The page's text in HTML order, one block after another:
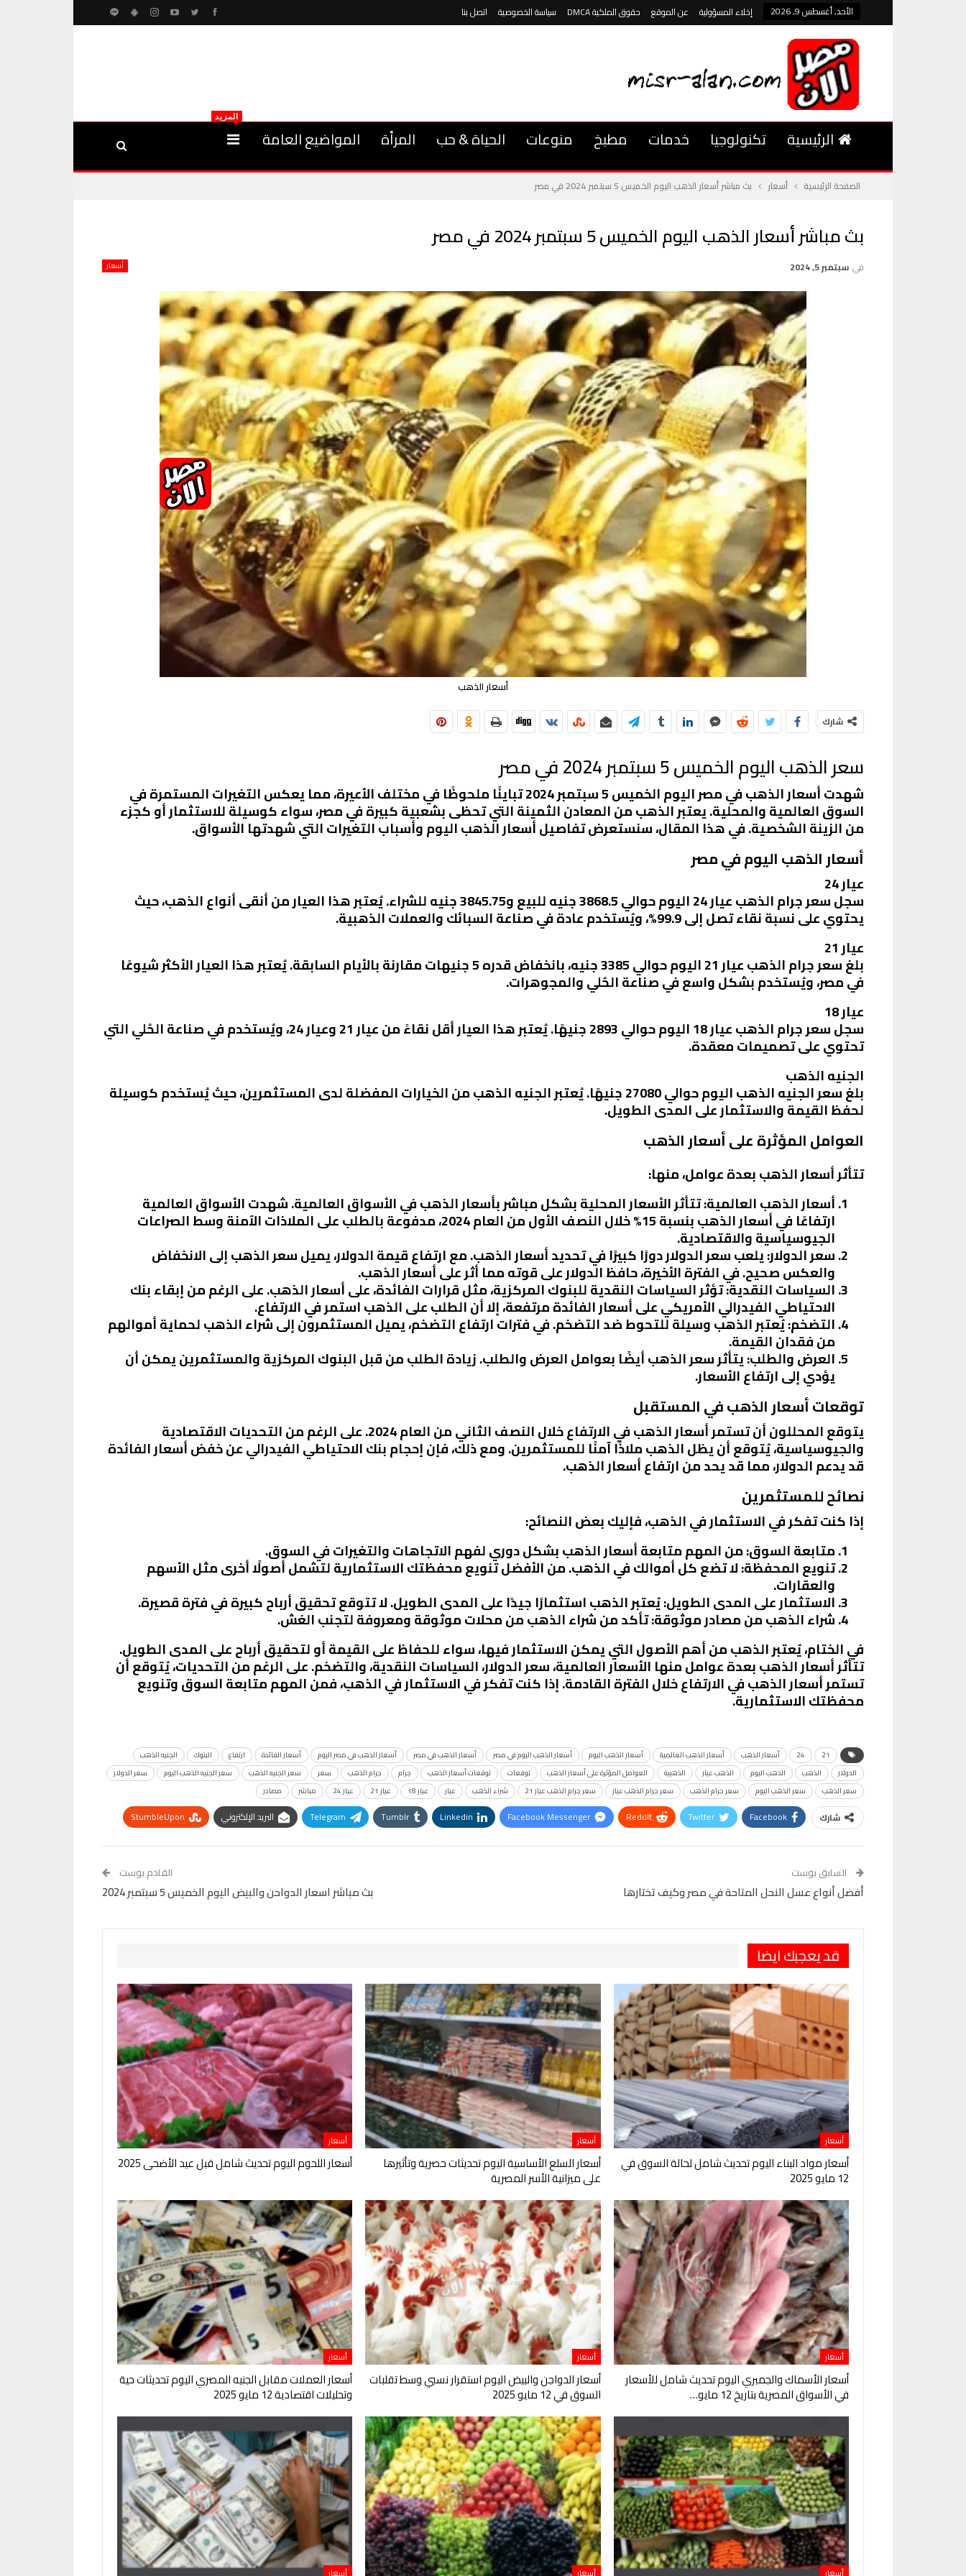
الأحد, أغسطس 9, 2026 إخلاء المسؤولية عن الموقع حقوق الملكية DMCA سياسة الخصوصية اتصل بنا
الرئيسية تكنولوجيا خدمات مطبخ منوعات الحياة & حب المرأة المواضيع العامة
المزيد
الصفحة الرئيسية أسعار بث مباشر أسعار الذهب اليوم الخميس 5 سبتمبر 2024 في مصر
بث مباشر أسعار الذهب اليوم الخميس 5 سبتمبر 2024 في مصر
أسعار في سبتمبر 5, 2024
أسعار الذهب
شارك
سعر الذهب اليوم الخميس 5 سبتمبر 2024 في مصر
شهدت أسعار الذهب في مصر اليوم الخميس 5 سبتمبر 2024 تباينًا ملحوظًا في مختلف الأعيرة، مما يعكس التغيرات المستمرة في
السوق العالمية والمحلية. يعتبر الذهب من المعادن الثمينة التي تحظى بشعبية كبيرة في مصر، سواء كوسيلة للاستثمار أو كجزء
من الزينة الشخصية. في هذا المقال، سنستعرض تفاصيل أسعار الذهب اليوم وأسباب التغيرات التي شهدتها الأسواق.
أسعار الذهب اليوم في مصر
عيار 24
سجل سعر جرام الذهب عيار 24 اليوم حوالي 3868.5 جنيه للبيع و3845.75 جنيه للشراء. يُعتبر هذا العيار من أنقى أنواع الذهب، حيث
يحتوي على نسبة نقاء تصل إلى 99.9%، ويُستخدم عادة في صناعة السبائك والعملات الذهبية.
عيار 21
بلغ سعر جرام الذهب عيار 21 اليوم حوالي 3385 جنيه، بانخفاض قدره 5 جنيهات مقارنة بالأيام السابقة. يُعتبر هذا العيار الأكثر شيوعًا
في مصر، ويُستخدم بشكل واسع في صناعة الحُلي والمجوهرات.
عيار 18
سجل سعر جرام الذهب عيار 18 اليوم حوالي 2893 جنيهًا. يُعتبر هذا العيار أقل نقاءً من عيار 21 وعيار 24، ويُستخدم في صناعة الحُلي التي
تحتوي على تصميمات معقدة.
الجنيه الذهب
بلغ سعر الجنيه الذهب اليوم حوالي 27080 جنيهًا. يُعتبر الجنيه الذهب من الخيارات المفضلة لدى المستثمرين، حيث يُستخدم كوسيلة
لحفظ القيمة والاستثمار على المدى الطويل.
العوامل المؤثرة على أسعار الذهب
تتأثر أسعار الذهب بعدة عوامل، منها:
أسعار الذهب العالمية: تتأثر الأسعار المحلية بشكل مباشر بأسعار الذهب في الأسواق العالمية. شهدت الأسواق العالمية
ارتفاعًا في أسعار الذهب بنسبة 15% خلال النصف الأول من العام 2024، مدفوعة بالطلب على الملاذات الآمنة وسط الصراعات
الجيوسياسية والاقتصادية.
سعر الدولار: يلعب سعر الدولار دورًا كبيرًا في تحديد أسعار الذهب. مع ارتفاع قيمة الدولار، يميل سعر الذهب إلى الانخفاض
والعكس صحيح. في الفترة الأخيرة، حافظ الدولار على قوته مما أثر على أسعار الذهب.
السياسات النقدية: تؤثر السياسات النقدية للبنوك المركزية، مثل قرارات الفائدة، على أسعار الذهب. على الرغم من إبقاء بنك
الاحتياطي الفيدرالي الأمريكي على أسعار الفائدة مرتفعة، إلا أن الطلب على الذهب استمر في الارتفاع.
التضخم: يُعتبر الذهب وسيلة للتحوط ضد التضخم. في فترات ارتفاع التضخم، يميل المستثمرون إلى شراء الذهب لحماية أموالهم
من فقدان القيمة.
العرض والطلب: يتأثر سعر الذهب أيضًا بعوامل العرض والطلب. زيادة الطلب من قبل البنوك المركزية والمستثمرين يمكن أن
يؤدي إلى ارتفاع الأسعار.
توقعات أسعار الذهب في المستقبل
يتوقع المحللون أن تستمر أسعار الذهب في الارتفاع خلال النصف الثاني من العام 2024. على الرغم من التحديات الاقتصادية
والجيوسياسية، يُتوقع أن يظل الذهب ملاذًا آمنًا للمستثمرين. ومع ذلك، فإن إحجام بنك الاحتياطي الفيدرالي عن خفض أسعار الفائدة
قد يدعم الدولار، مما قد يحد من ارتفاع أسعار الذهب.
نصائح للمستثمرين
إذا كنت تفكر في الاستثمار في الذهب، فإليك بعض النصائح:
متابعة السوق: من المهم متابعة أسعار الذهب بشكل دوري لفهم الاتجاهات والتغيرات في السوق.
تنويع المحفظة: لا تضع كل أموالك في الذهب. من الأفضل تنويع محفظتك الاستثمارية لتشمل أصولًا أخرى مثل الأسهم
والعقارات.
الاستثمار على المدى الطويل: يُعتبر الذهب استثمارًا جيدًا على المدى الطويل. لا تتوقع تحقيق أرباح كبيرة في فترة قصيرة.
شراء الذهب من مصادر موثوقة: تأكد من شراء الذهب من محلات موثوقة ومعروفة لتجنب الغش.
في الختام، يُعتبر الذهب من أهم الأصول التي يمكن الاستثمار فيها، سواء للحفاظ على القيمة أو لتحقيق أرباح على المدى الطويل.
تتأثر أسعار الذهب بعدة عوامل منها الأسعار العالمية، سعر الدولار، السياسات النقدية، والتضخم. على الرغم من التحديات، يُتوقع أن
تستمر أسعار الذهب في الارتفاع خلال الفترة القادمة. إذا كنت تفكر في الاستثمار في الذهب، فمن المهم متابعة السوق وتنويع
محفظتك الاستثمارية.
21
24 أسعار الذهب أسعار الذهب العالمية أسعار الذهب اليوم أسعار الذهب اليوم في مصر أسعار الذهب في مصر أسعار الذهب في مصر اليوم أسعار الفائدة ارتفاع البنوك
الجنيه الذهب
الدولار
الذهب الذهب اليوم الذهب عيار الذهبية العوامل المؤثرة على أسعار الذهب توقعات توقعات أسعار الذهب جرام جرام الذهب سعر سعر الجنيه الذهب سعر الجنيه الذهب اليوم
سعر الدولار
سعر الذهب
سعر الذهب اليوم سعر جرام الذهب سعر جرام الذهب عيار سعر جرام الذهب عيار 21 شراء الذهب عيار عيار 18 عيار 21 عيار 24 مباشر مصادر
شارك Facebook
Twitter
ReddIt
Facebook Messenger
Linkedin
Tumblr
Telegram البريد الإلكتروني
StumbleUpon
السابق بوست
أفضل أنواع عسل النحل المتاحة في مصر وكيف تختارها
القادم بوست
بث مباشر اسعار الدواحن والبيض اليوم الخميس 5 سبتمبر 2024
قد يعجبك ايضا
أسعار
أسعار مواد البناء اليوم تحديث شامل لحالة السوق في
12 مايو 2025
أسعار
أسعار السلع الأساسية اليوم تحديثات حصرية وتأثيرها
على ميزانية الأسر المصرية
أسعار
أسعار اللحوم اليوم تحديث شامل قبل عيد الأضحى 2025
أسعار
أسعار الأسماك والجمبري اليوم تحديث شامل للأسعار
في الأسواق المصرية بتاريخ 12 مايو…
أسعار
أسعار الدواجن والبيض اليوم استقرار نسبي وسط تقلبات
السوق في 12 مايو 2025
أسعار
أسعار العملات مقابل الجنيه المصري اليوم تحديثات حية
وتحليلات اقتصادية 12 مايو 2025